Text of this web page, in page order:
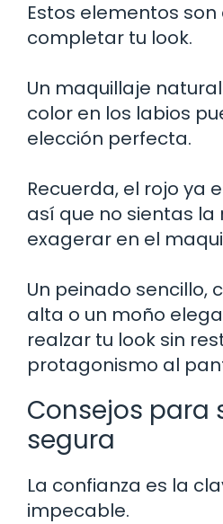
Estos elementos
completar tu look.
Un maquillaje
color en los labios
elección perfecta.
Recuerda, el rojo ya
así que no sientas
exagerar en el
Un peinado sencillo,
alta o un moño
realzar tu look sin
protagonismo al
Consejos para
segura
La confianza es la
impecable.